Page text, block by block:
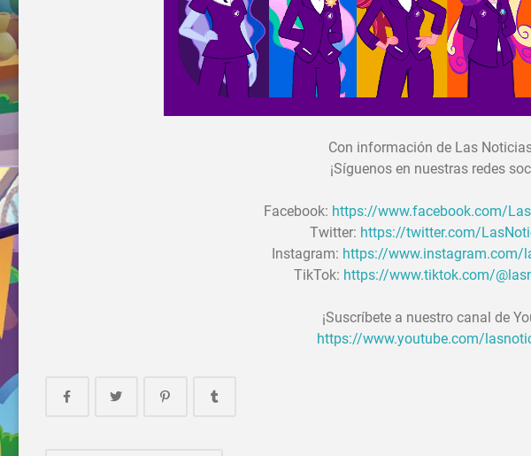
Con información de Las
¡Síguenos en nuestras redes
Facebook: https://www.facebook.com/
Twitter: https://twitter.com/
Instagram: https://www.instagram.com/
TikTok: https://www.tiktok.com/
¡Suscríbete a nuestro canal de
https://www.youtube.com/